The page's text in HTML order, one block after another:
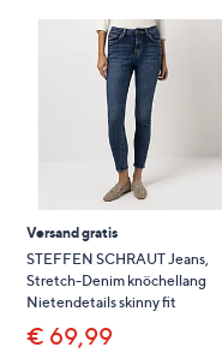
Versand gratis
STEFFEN SCHRAUT Jeans,
Stretch-Denim knöchellang
Nietendetails skinny fit
€ 69,99